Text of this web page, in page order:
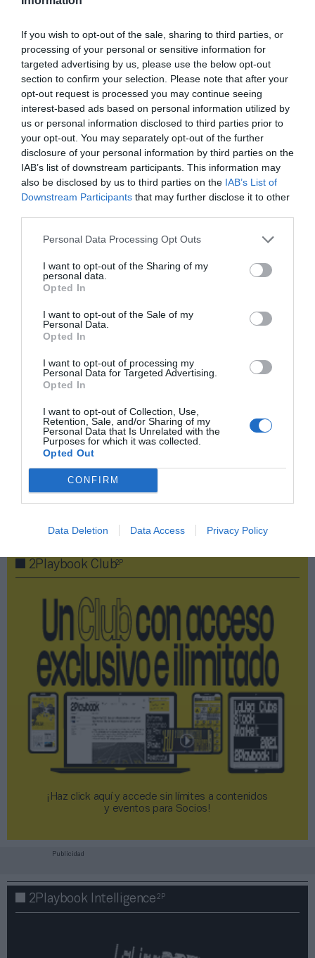
If you wish to opt-out of the sale, sharing to third parties, or
processing of your personal or sensitive information for
targeted advertising by us, please use the below opt-out
section to confirm your selection. Please note that after your
opt-out request is processed you may continue seeing
interest-based ads based on personal information utilized by
us or personal information disclosed to third parties prior to
your opt-out. You may separately opt-out of the further
disclosure of your personal information by third parties on the
IAB’s list of downstream participants. This information may
also be disclosed by us to third parties on the IAB’s List of
Downstream Participants that may further disclose it to other
Personal Data Processing Opt Outs
I want to opt-out of the Sharing of my
personal data.
Opted In
I want to opt-out of the Sale of my
Personal Data.
Opted In
I want to opt-out of processing my
Personal Data for Targeted Advertising.
Opted In
I want to opt-out of Collection, Use,
Retention, Sale, and/or Sharing of my
Personal Data that Is Unrelated with the
Purposes for which it was collected.
Opted Out
CONFIRM
Data Deletion Data Access Privacy Policy
Índex2P
Champions League
Uefa
Amazon
Amazon Prime Video
supondrá un aumento de los encuentros de la fase de
grupos hasta 189 partidos por temporada.
Por su parte, en Francia, Canal+ ha renovado los
derechos de la Champions para el ciclo 2024-2027 por
480 millones de euros por temporada. M6 emitirá la
final en abierto a cambio de cuatro millones anuales. En
España, Telefónica paga 325 millones de euros por
temporada.
Añadir2Playbookcomo fuente preferida de Google
de forma gratuita
Mantente informado con las últimas noticias de actualidad.
ACTIVAR AHORA
2Playbook Club2P
¡Haz click aquí y accede sin límites a contenidos
y eventos para Socios!​​​​​​​
Publicidad
2Playbook Intelligence2P